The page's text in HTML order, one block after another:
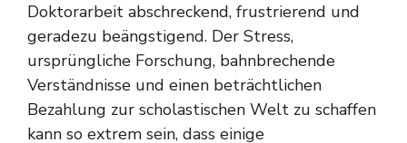
Doktorarbeit abschreckend, frustrierend und
geradezu beängstigend. Der Stress,
ursprüngliche Forschung, bahnbrechende
Verständnisse und einen beträchtlichen
Bezahlung zur scholastischen Welt zu schaffen
kann so extrem sein, dass einige